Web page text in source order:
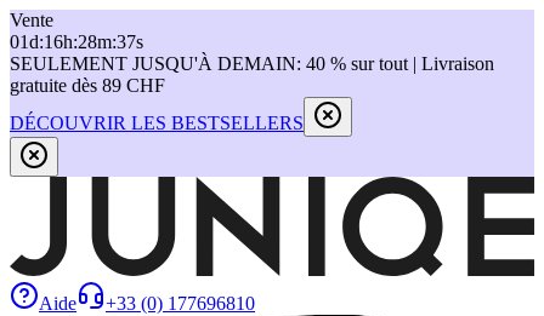
Vente
01d:16h:28m:37s
SEULEMENT JUSQU'À DEMAIN: 40 % sur tout | Livraison
gratuite dès 89 CHF
DÉCOUVRIR LES BESTSELLERS
Aide +33 (0) 177696810